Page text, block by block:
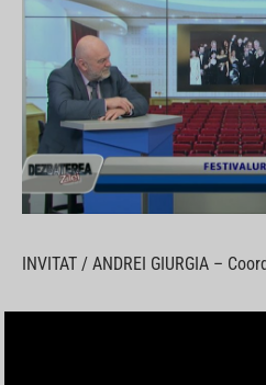
INVITAT / ANDREI GIURGIA –